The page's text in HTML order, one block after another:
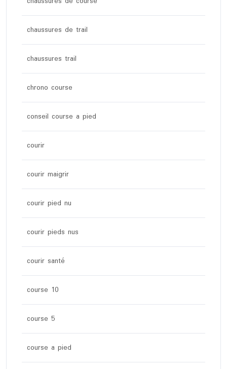
chaussures de trail
chaussures trail
chrono course
conseil course a pied
courir
courir maigrir
courir pied nu
courir pieds nus
courir santé
course 10
course 5
course a pied